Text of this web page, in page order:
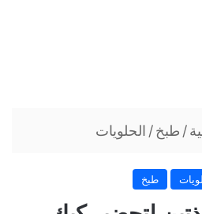
/ طبخ / الحلويات
طبخ